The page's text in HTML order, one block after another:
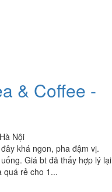
& Coffee -
Nội
khá ngon, pha đậm vị.
Giá bt đã thấy hợp lý lại
quá rẻ cho 1...